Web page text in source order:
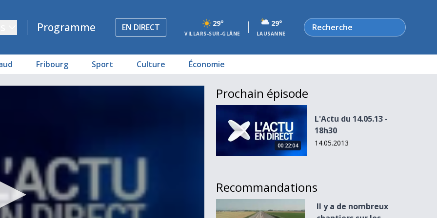
Programme EN DIRECT 29°
VILLARS-SUR-GLÂNE
29°
LAUSANNE
Rechercher
Fribourg Sport Culture Économie
Prochain épisode
L&#039;Actu du 14.05.13 - 18h30
00:22:04
L'Actu du 14.05.13 -
18h30
14.05.2013
Recommandations
Il y a de nombreux chantiers sur les autoroutes
Il y a de nombreux